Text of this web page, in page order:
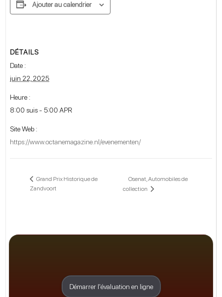
Ajouter au calendrier
DÉTAILS
Date :
juin 22, 2025
Heure :
8:00 suis - 5:00 APR
Site Web :
https://www.octanemagazine.nl/evenementen/
Grand Prix Historique de
Zandvoort
Osenat, Automobiles de
collection
Démarrer l'évaluation en ligne